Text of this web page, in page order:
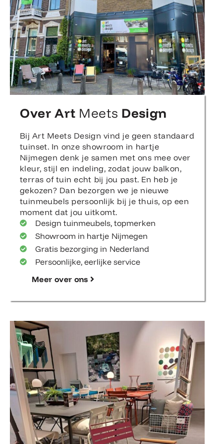
Over Art Meets Design
Bij Art Meets Design vind je geen standaard
tuinset. In onze showroom in hartje
Nijmegen denk je samen met ons mee over
kleur, stijl en indeling, zodat jouw balkon,
terras of tuin echt bij jou past. En heb je
gekozen? Dan bezorgen we je nieuwe
tuinmeubels persoonlijk bij je thuis, op een
moment dat jou uitkomt.
Design tuinmeubels, topmerken
Showroom in hartje Nijmegen
Gratis bezorging in Nederland
Persoonlijke, eerlijke service
Meer over ons